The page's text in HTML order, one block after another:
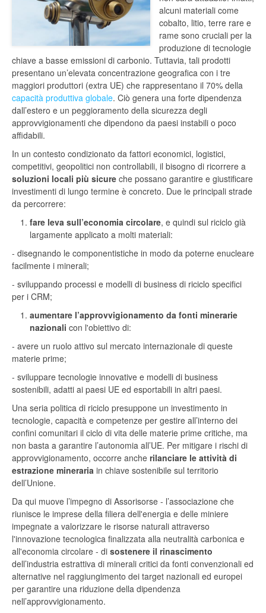
alcuni materiali come
cobalto, litio, terre rare e
rame sono cruciali per la
produzione di tecnologie
chiave a basse emissioni di carbonio. Tuttavia, tali prodotti
presentano un’elevata concentrazione geografica con i tre
maggiori produttori (extra UE) che rappresentano il 70% della
capacità produttiva globale. Ciò genera una forte dipendenza
dall’estero e un peggioramento della sicurezza degli
approvvigionamenti che dipendono da paesi instabili o poco
affidabili.
In un contesto condizionato da fattori economici, logistici,
competitivi, geopolitici non controllabili, il bisogno di ricorrere a
soluzioni locali più sicure che possano garantire e giustificare
investimenti di lungo termine è concreto. Due le principali strade
da percorrere:
fare leva sull’economia circolare, e quindi sul riciclo già
largamente applicato a molti materiali:
- disegnando le componentistiche in modo da poterne enucleare
facilmente i minerali;
- sviluppando processi e modelli di business di riciclo specifici
per i CRM;
aumentare l’approvvigionamento da fonti minerarie
nazionali con l'obiettivo di:
- avere un ruolo attivo sul mercato internazionale di queste
materie prime;
- sviluppare tecnologie innovative e modelli di business
sostenibili, adatti ai paesi UE ed esportabili in altri paesi.
Una seria politica di riciclo presuppone un investimento in
tecnologie, capacità e competenze per gestire all’interno dei
confini comunitari il ciclo di vita delle materie prime critiche, ma
non basta a garantire l’autonomia all’UE. Per mitigare i rischi di
approvvigionamento, occorre anche rilanciare le attività di
estrazione mineraria in chiave sostenibile sul territorio
dell’Unione.
Da qui muove l’impegno di Assorisorse - l’associazione che
riunisce le imprese della filiera dell'energia e delle miniere
impegnate a valorizzare le risorse naturali attraverso
l'innovazione tecnologica finalizzata alla neutralità carbonica e
all'economia circolare - di sostenere il rinascimento
dell’industria estrattiva di minerali critici da fonti convenzionali ed
alternative nel raggiungimento dei target nazionali ed europei
per garantire una riduzione della dipendenza
nell’approvvigionamento.